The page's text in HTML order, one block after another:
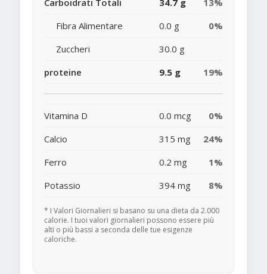
Carboidrati Totali 34.7 g
13%
Fibra Alimentare
0.0 g
0%
Zuccheri
30.0 g
proteine
9.5 g 19%
Vitamina D 0.0 mcg
0%
Calcio
315 mg
24%
Ferro
0.2 mg
1%
Potassio
394 mg 8%
* I Valori Giornalieri si basano su una dieta da 2.000
calorie. I tuoi valori giornalieri possono essere più
alti o più bassi a seconda delle tue esigenze
caloriche.